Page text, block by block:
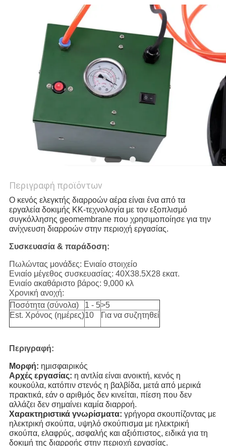
PRIVACY
POLICY
Περιγραφή προϊόντων
Ο κενός ελεγκτής διαρροών αέρα είναι ένα από τα
εργαλεία δοκιμής ΚΚ-τεχνολογία με τον εξοπλισμό
συγκόλλησης geomembrane που χρησιμοποίησε για την
ανίχνευση διαρροών στην περιοχή εργασίας.
Συσκευασία & παράδοση:
Πωλώντας μονάδες: Ενιαίο στοιχείο
Ενιαίο μέγεθος συσκευασίας: 40X38.5X28 εκατ.
Ενιαίο ακαθάριστο βάρος: 9,000κλ
Χρονική ανοχή:
Ποσότητα (σύνολα)
1 - 5>5
Est. Χρόνος (ημέρες)10 Για να συζητηθεί
Περιγραφή:
Μορφή: ημισφαιρικός
Αρχές εργασίας: η αντλία είναι ανοικτή, κενός η
κουκούλα, κατόπιν στενός η βαλβίδα, μετά από μερικά
πρακτικά, εάν ο αριθμός δεν κινείται, πίεση που δεν
αλλάζει δεν σημαίνει καμία διαρροή.
Χαρακτηριστικά γνωρίσματα: γρήγορα σκουπίζοντας με
ηλεκτρική σκούπα, υψηλό σκούπισμα με ηλεκτρική
σκούπα, ελαφρύς, ασφαλής και αξιόπιστος, ειδικά για τη
δοκιμή της διαρροής στην περιοχή εργασίας.